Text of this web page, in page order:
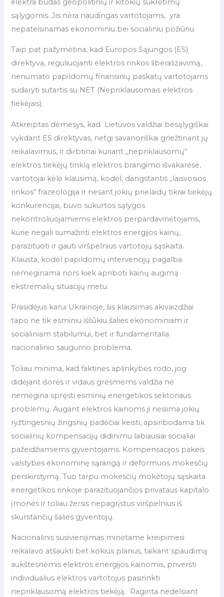
sąlygomis. Jis nėra naudingas vartotojams, yra
nepateisinamas ekonominiu bei socialiniu požiūriu.
Taip pat pažymėtina, kad Europos Sąjungos (ES)
direktyva, reguliuojanti elektros rinkos liberalizavimą,
nenumato papildomų finansinių paskatų vartotojams
sudaryti sutartis su NET (Nepriklausomais elektros
tiekėjais).
Atkreiptas dėmesys, kad Lietuvos valdžiai besąlygiškai
vykdant ES direktyvas, netgi savanoriškai griežtinant jų
reikalavimus, ir dirbtinai kuriant ,,nepriklausomų“
elektros tiekėjų tinklą elektros brangimo išvakarėse,
vartotojai kėlė klausimą, kodėl, dangstantis „laisvosios
rinkos“ frazeologija ir nesant jokių prielaidų tikrai tiekėjų
konkurencijai, buvo sukurtos sąlygos
nekontroliuojamiems elektros perpardavinėtojams,
kurie negali sumažinti elektros energijos kainų,
parazituoti ir gauti viršpelnius vartotojų sąskaita.
Klausta, kodėl papildomų intervencijų pagalba
nemėginama nors kiek apriboti kainų augimą
ekstremalių situacijų metu.
Prasidėjus karui Ukrainoje, šis klausimas akivaizdžiai
tapo ne tik esminiu iššūkiu šalies ekonominiam ir
socialiniam stabilumui, bet ir fundamentalia
nacionalinio saugumo problema.
Toliau minima, kad faktinės aplinkybės rodo, jog
didėjant išorės ir vidaus grėsmėms valdžia nė
nemėgina spręsti esminių energetikos sektoriaus
problemų. Augant elektros kainoms ji nesiima jokių
ryžtingesnių žingsnių padėčiai keisti, apsiribodama tik
socialinių kompensacijų didinimu labiausiai socialiai
pažeidžiamiems gyventojams. Kompensacijos pakeis
valstybės ekonominę sąrangą ir deformuos mokesčių
perskirstymą. Tuo tarpu mokesčių mokėtojų sąskaita
energetikos rinkoje parazituojančios privataus kapitalo
įmonės ir toliau žersis nepagrįstus viršpelnius iš
skurstančių šalies gyventojų.
Nacionalinis susivienijimas minėtame kreipimesi
reikalavo atšaukti bet kokius planus, taikant spaudimą
aukštesnėmis elektros energijos kainomis, priversti
individualius elektros vartotojus pasirinkti
nepriklausomą elektros tiekėją. Raginta nedelsiant